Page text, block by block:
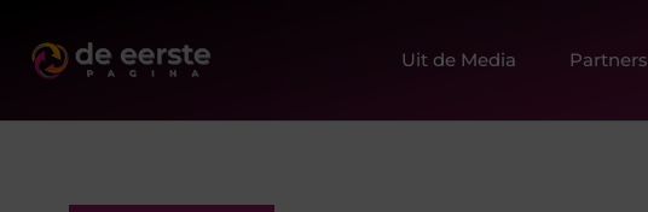
Uit de Media Partners